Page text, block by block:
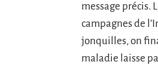
message précis.
campagnes de
jonquilles, on
maladie laisse